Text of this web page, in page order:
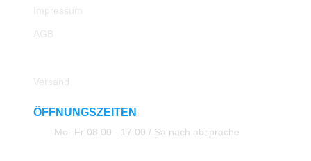
Impressum
AGB
Versand
ÖFFNUNGSZEITEN
Mo- Fr 08.00 - 17.00 / Sa nach absprache